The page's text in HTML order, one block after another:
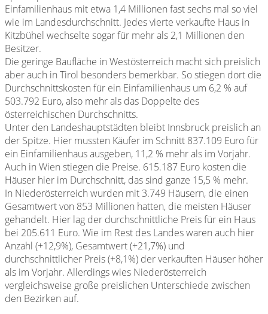
Einfamilienhaus mit etwa 1,4 Millionen fast sechs mal so viel
wie im Landesdurchschnitt. Jedes vierte verkaufte Haus in
Kitzbühel wechselte sogar für mehr als 2,1 Millionen den
Besitzer.
Die geringe Baufläche in Westösterreich macht sich preislich
aber auch in Tirol besonders bemerkbar. So stiegen dort die
Durchschnittskosten für ein Einfamilienhaus um 6,2 % auf
503.792 Euro, also mehr als das Doppelte des
österreichischen Durchschnitts.
Unter den Landeshauptstädten bleibt Innsbruck preislich an
der Spitze. Hier mussten Käufer im Schnitt 837.109 Euro für
ein Einfamilienhaus ausgeben, 11,2 % mehr als im Vorjahr.
Auch in Wien stiegen die Preise. 615.187 Euro kosten die
Häuser hier im Durchschnitt, das sind ganze 15,5 % mehr.
In Niederösterreich wurden mit 3.749 Häusern, die einen
Gesamtwert von 853 Millionen hatten, die meisten Häuser
gehandelt. Hier lag der durchschnittliche Preis für ein Haus
bei 205.611 Euro. Wie im Rest des Landes waren auch hier
Anzahl (+12,9%), Gesamtwert (+21,7%) und
durchschnittlicher Preis (+8,1%) der verkauften Häuser höher
als im Vorjahr. Allerdings wies Niederösterreich
vergleichsweise große preislichen Unterschiede zwischen
den Bezirken auf.